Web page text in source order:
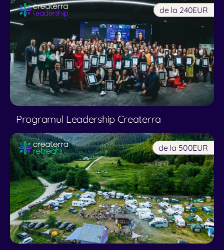
de la 240EUR
Programul Leadership Createrra
de la 500EUR